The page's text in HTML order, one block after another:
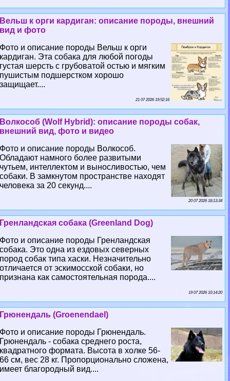
Вельш к opги кардиган: описание породы, внешний
вид и фото
Фото и описание породы Вельш к opги
кардиган. Эта собака для любой погоды
густая шерсть с грубоватой остью и мягким
пушистым подшерстком хорошо
защищает....
21 07 2026 19:52:16
Волкособ (Wolf Hybrid): описание породы собак,
внешний вид, фото и видео
Фото и описание породы Волкособ.
Обладают намного более развитыми
чутьем, интеллектом и выносливостью, чем
собаки. В замкнутом прострaнcтве находят
человека за 20 секунд....
20 07 2026 18:13:34
Гренландская собака (Greenland Dog)
Фото и описание породы Гренландская
собака. Это одна из ездовых северных
пород собак типа хаски. Незначительно
отличается от эскимосской собаки, но
признана как самостоятельная порода....
19 07 2026 10:14:20
Грюнендаль (Groenendael)
Фото и описание породы Грюнендаль.
Грюнендаль - собака среднего роста,
квадратного формата. Высота в холке 56-
66 см, вес 28 кг. Пропорционально сложена,
имеет благородный вид....